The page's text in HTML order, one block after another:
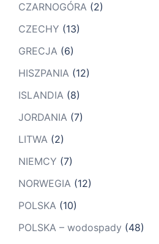
CZARNOGÓRA (2)
CZECHY (13)
GRECJA (6)
HISZPANIA (12)
ISLANDIA (8)
JORDANIA (7)
LITWA (2)
NIEMCY (7)
NORWEGIA (12)
POLSKA (10)
POLSKA – wodospady (48)